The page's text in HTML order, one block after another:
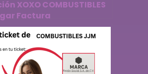
XOXO COMBUSTIBLES
Factura